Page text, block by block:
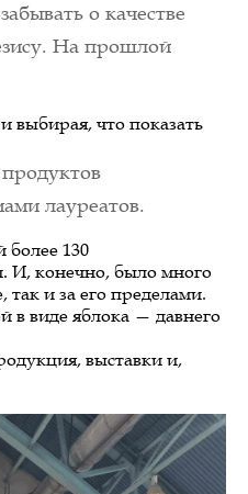
о качестве
На прошлой
что показать
лауреатов.
130
И, конечно, было много
и за его пределами.
в ​​виде яблока — давнего
выставки и,